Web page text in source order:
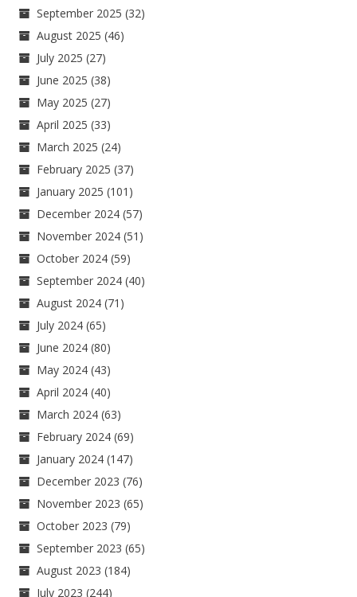
September 2025 (32)
August 2025 (46)
July 2025 (27)
June 2025 (38)
May 2025 (27)
April 2025 (33)
March 2025 (24)
February 2025 (37)
January 2025 (101)
December 2024 (57)
November 2024 (51)
October 2024 (59)
September 2024 (40)
August 2024 (71)
July 2024 (65)
June 2024 (80)
May 2024 (43)
April 2024 (40)
March 2024 (63)
February 2024 (69)
January 2024 (147)
December 2023 (76)
November 2023 (65)
October 2023 (79)
September 2023 (65)
August 2023 (184)
July 2023 (244)